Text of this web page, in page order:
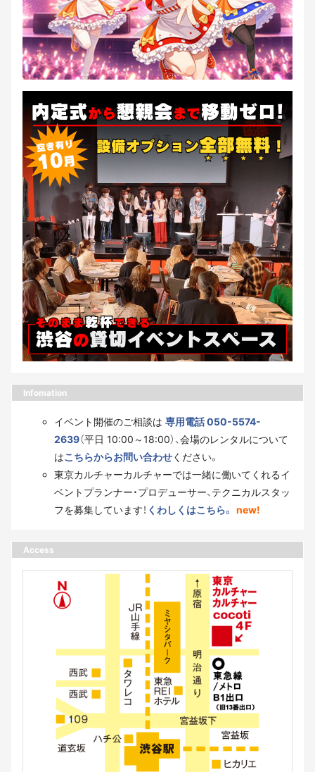
Infomation
イベント開催のご相談は 専用電話 050-5574-
2639（平日 10:00～18:00）、会場のレンタルについて
はこちらからお問い合わせください。
東京カルチャーカルチャーでは一緒に働いてくれるイ
ベントプランナー・プロデューサー、テクニカルスタッ
フを募集しています！ くわしくはこちら。 new!
Access